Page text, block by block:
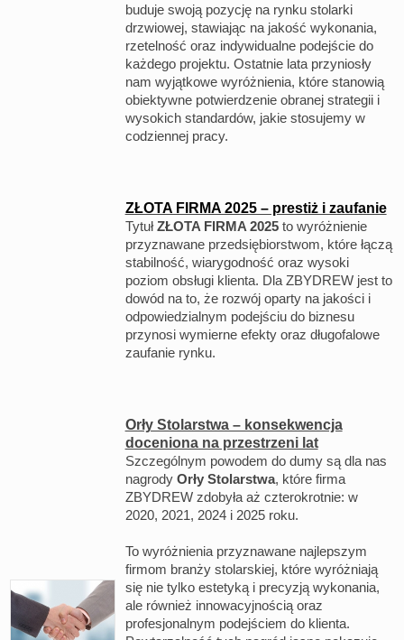
buduje swoją pozycję na rynku stolarki
drzwiowej, stawiając na jakość wykonania,
rzetelność oraz indywidualne podejście do
każdego projektu. Ostatnie lata przyniosły
nam wyjątkowe wyróżnienia, które stanowią
obiektywne potwierdzenie obranej strategii i
wysokich standardów, jakie stosujemy w
codziennej pracy.
ZŁOTA FIRMA 2025 – prestiż i zaufanie
TytułZŁOTA FIRMA 2025to wyróżnienie
przyznawane przedsiębiorstwom, które łączą
stabilność, wiarygodność oraz wysoki
poziom obsługi klienta. Dla ZBYDREW jest to
dowód na to, że rozwój oparty na jakości i
odpowiedzialnym podejściu do biznesu
przynosi wymierne efekty oraz długofalowe
zaufanie rynku.
Orły Stolarstwa – konsekwencja
doceniona na przestrzeni lat
Szczególnym powodem do dumy są dla nas
nagrody Orły Stolarstwa, które firma
ZBYDREW zdobyła aż czterokrotnie: w
2020, 2021, 2024 i 2025 roku.
To wyróżnienia przyznawane najlepszym
firmom branży stolarskiej, które wyróżniają
się nie tylko estetyką i precyzją wykonania,
ale również innowacyjnością oraz
profesjonalnym podejściem do klienta.